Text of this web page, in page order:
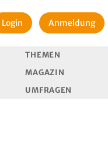
Login Anmeldung
THEMEN
MAGAZIN
UMFRAGEN